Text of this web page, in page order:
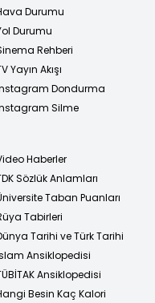
Durumu
Durumu
Rehberi
Yayın Akışı
Dondurma
Silme
Haberler
Sözlük Anlamları
Taban Puanları
Tabirleri
Tarihi ve Türk Tarihi
Ansiklopedisi
Ansiklopedisi
Besin Kaç Kalori